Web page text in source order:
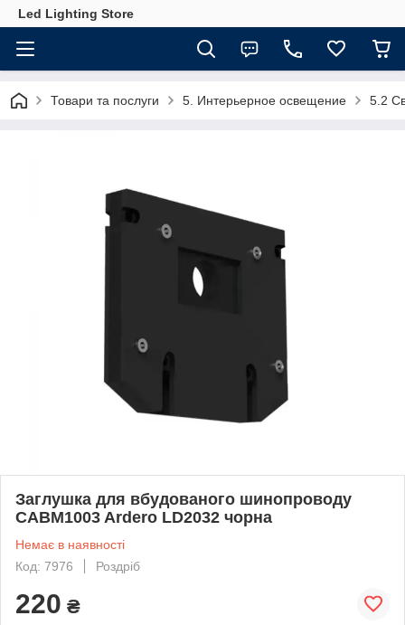
Led Lighting Store
Товари та послуги 5. Интерьерное освещение 5.2
Заглушка для вбудованого шинопроводу
CABM1003 Ardero LD2032 чорна
Немає в наявності
Код: 7976
Роздріб
220 ₴